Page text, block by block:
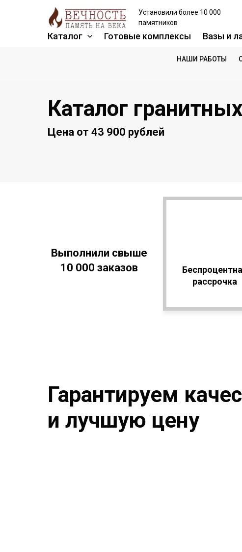
Установили более 10 000
памятников
Каталог Готовые комплексы Вазы и
НАШИ РАБОТЫ
Каталог
Цена от 43 900 рублей
Выполнили свыше
10 000 заказов
рассрочка
Гарантируем
и лучшую цену